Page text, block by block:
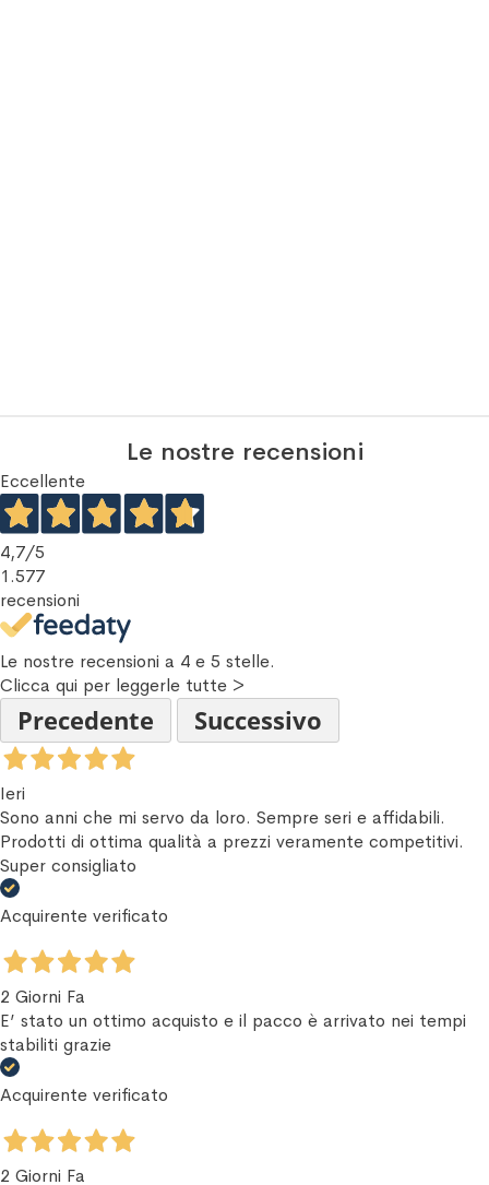
Le nostre recensioni
Eccellente
4,7/5
1.577
recensioni
Le nostre recensioni a 4 e 5 stelle.
Clicca qui per leggerle tutte >
Precedente Successivo
Ieri
Sono anni che mi servo da loro. Sempre seri e affidabili.
Prodotti di ottima qualità a prezzi veramente competitivi.
Super consigliato
Acquirente verificato
2 Giorni Fa
E’ stato un ottimo acquisto e il pacco è arrivato nei tempi
stabiliti grazie
Acquirente verificato
2 Giorni Fa